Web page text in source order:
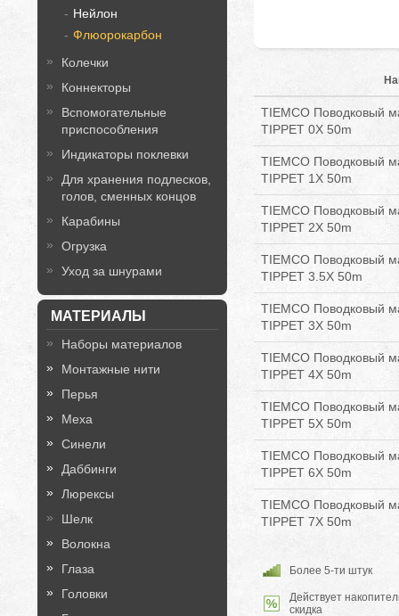
Нейлон
Флюорокарбон
Колечки
Коннекторы
Вспомогательные
приспособления
Индикаторы поклевки
Для хранения подлесков,
голов, сменных концов
Карабины
Огрузка
Уход за шнурами
МАТЕРИАЛЫ
Наборы материалов
Монтажные нити
Перья
Меха
Синели
Даббинги
Люрексы
Шелк
Волокна
Глаза
Головки
TIEMCO Поводковый
TIPPET 0X 50m
TIEMCO Поводковый
TIPPET 1X 50m
TIEMCO Поводковый
TIPPET 2X 50m
TIEMCO Поводковый
TIPPET 3.5X 50m
TIEMCO Поводковый
TIPPET 3X 50m
TIEMCO Поводковый
TIPPET 4X 50m
TIEMCO Поводковый
TIPPET 5X 50m
TIEMCO Поводковый
TIPPET 6X 50m
TIEMCO Поводковый
TIPPET 7X 50m
Более 5-ти штук
Действует
скидка